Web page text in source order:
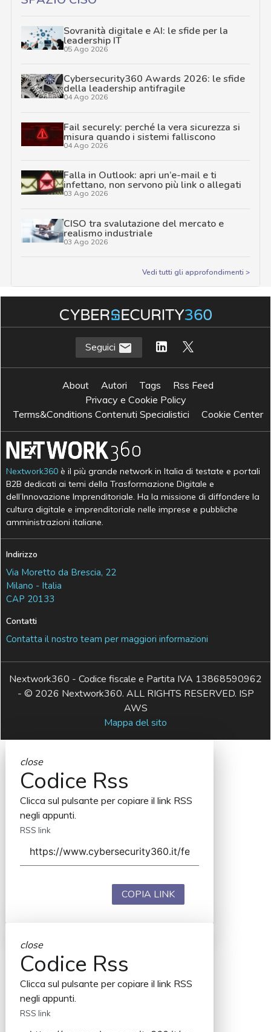
Sovranità digitale e AI: le sfide per la
leadership IT
05 Ago 2026
Cybersecurity360 Awards 2026: le sfide
della leadership antifragile
04 Ago 2026
Fail securely: perché la vera sicurezza si
misura quando i sistemi falliscono
04 Ago 2026
Falla in Outlook: apri un’e-mail e ti
infettano, non servono più link o allegati
03 Ago 2026
CISO tra svalutazione del mercato e
realismo industriale
03 Ago 2026
Vedi tutti gli approfondimenti >
Seguici
About Autori Tags
Rss Feed
Privacy e Cookie Policy
Terms&Conditions Contenuti Specialistici
Cookie Center
Nextwork360 è il più grande network in Italia di testate e portali
B2B dedicati ai temi della Trasformazione Digitale e
dell’Innovazione Imprenditoriale. Ha la missione di diffondere la
cultura digitale e imprenditoriale nelle imprese e pubbliche
amministrazioni italiane.
Indirizzo
Via Moretto da Brescia, 22
Milano - Italia
CAP 20133
Contatti
Contatta il nostro team per maggiori informazioni
Nextwork360 - Codice fiscale e Partita IVA 13868590962
- © 2026 Nextwork360. ALL RIGHTS RESERVED. ISP
AWS
Mappa del sito
close
Codice Rss
Clicca sul pulsante per copiare il link RSS
negli appunti.
RSS link
COPIA LINK
close
Codice Rss
Clicca sul pulsante per copiare il link RSS
negli appunti.
RSS link